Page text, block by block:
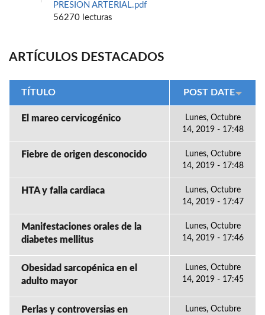
PRESION ARTERIAL.pdf
56270 lecturas
ARTÍCULOS DESTACADOS
TÍTULO POST DATE
El mareo cervicogénico
Lunes, Octubre
14, 2019 - 17:48
Fiebre de origen desconocido
Lunes, Octubre
14, 2019 - 17:48
HTA y falla cardiaca
Lunes, Octubre
14, 2019 - 17:47
Manifestaciones orales de la
diabetes mellitus
Lunes, Octubre
14, 2019 - 17:46
Obesidad sarcopénica en el
adulto mayor
Lunes, Octubre
14, 2019 - 17:45
Perlas y controversias en
Lunes, Octubre